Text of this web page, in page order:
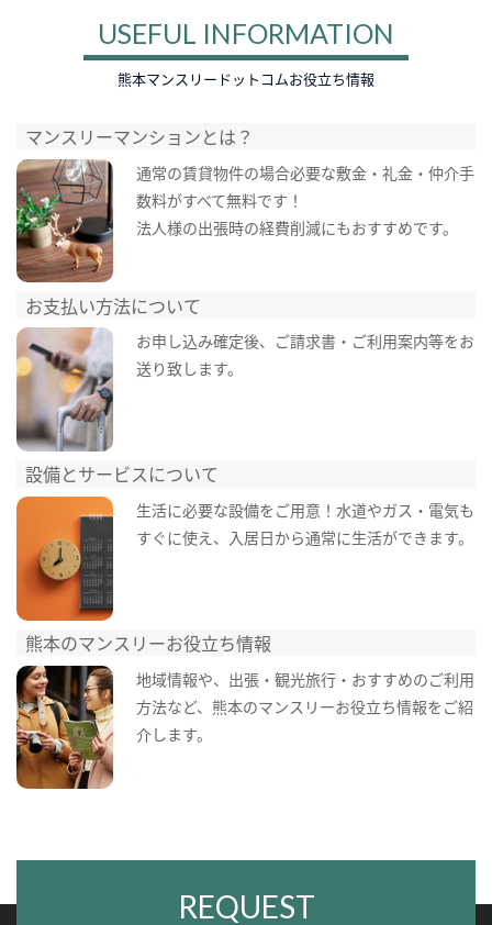
USEFUL INFORMATION
熊本マンスリードットコムお役立ち情報
マンスリーマンションとは？
通常の賃貸物件の場合必要な敷金・礼金・仲介手
数料がすべて無料です！
法人様の出張時の経費削減にもおすすめです。
お支払い方法について
お申し込み確定後、ご請求書・ご利用案内等をお
送り致します。
設備とサービスについて
生活に必要な設備をご用意！水道やガス・電気も
すぐに使え、入居日から通常に生活ができます。
熊本のマンスリーお役立ち情報
地域情報や、出張・観光旅行・おすすめのご利用
方法など、熊本のマンスリーお役立ち情報をご紹
介します。
REQUEST